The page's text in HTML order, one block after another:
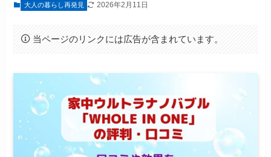
大人の暮らし再発見 2026年2月11日
当ページのリンクには広告が含まれています。